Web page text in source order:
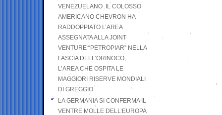
VENEZUELANO .IL COLOSSO
AMERICANO CHEVRON HA
RADDOPPIATO L’AREA
ASSEGNATA ALLA JOINT
VENTURE “PETROPIAR” NELLA
FASCIA DELL’ORINOCO,
L’AREA CHE OSPITA LE
MAGGIORI RISERVE MONDIALI
DI GREGGIO
LA GERMANIA SI CONFERMA IL
VENTRE MOLLE DELL’EUROPA